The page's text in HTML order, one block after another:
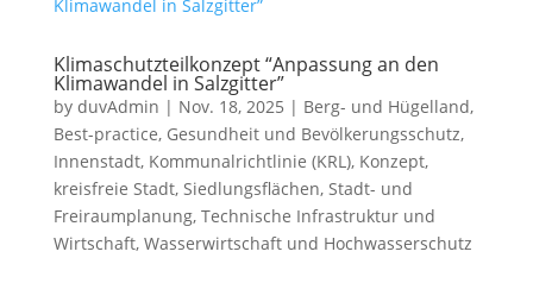
Klimaschutzteilkonzept “Anpassung an den
Klimawandel in Salzgitter”
by duvAdmin | Nov. 18, 2025 | Berg- und Hügelland,
Best-practice, Gesundheit und Bevölkerungsschutz,
Innenstadt, Kommunalrichtlinie (KRL), Konzept,
kreisfreie Stadt, Siedlungsflächen, Stadt- und
Freiraumplanung, Technische Infrastruktur und
Wirtschaft, Wasserwirtschaft und Hochwasserschutz